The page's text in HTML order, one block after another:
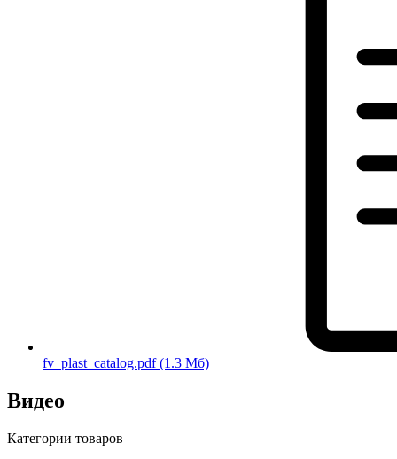
fv_plast_catalog.pdf(1.3 Мб)
Видео
Категории товаров